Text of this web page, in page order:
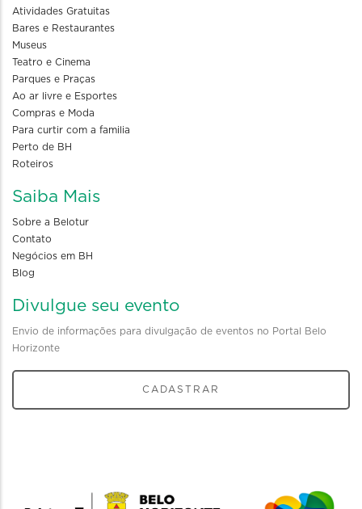
Atividades Gratuitas
Bares e Restaurantes
Museus
Teatro e Cinema
Parques e Praças
Ao ar livre e Esportes
Compras e Moda
Para curtir com a familia
Perto de BH
Roteiros
Saiba Mais
Sobre a Belotur
Contato
Negócios em BH
Blog
Divulgue seu evento
Envio de informações para divulgação de eventos no Portal Belo
Horizonte
CADASTRAR